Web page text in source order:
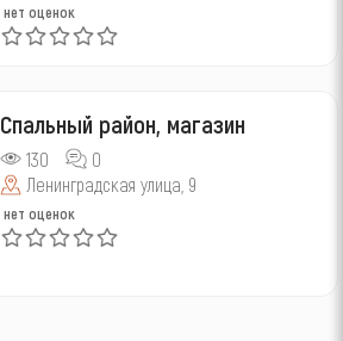
нет оценок
Спальный район, магазин
130
0
Ленинградская улица, 9
нет оценок